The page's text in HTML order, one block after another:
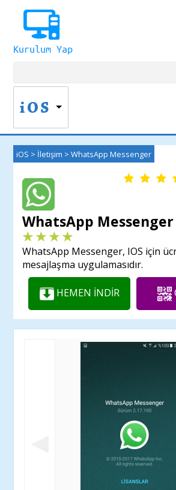
iOS > İletişim >WhatsApp Messenger
WhatsApp Messenger
WhatsApp Messenger, IOS için
mesajlaşma uygulamasıdır.
HEMEN İNDİR